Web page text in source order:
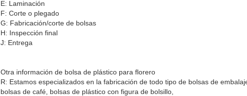
E: Laminación
F: Corte o plegado
G: Fabricación/corte de bolsas
H: Inspección final
J: Entrega
Otra información de bolsa de plástico para florero
R: Estamos especializados en la fabricación de todo tipo de bolsas de
bolsas de café, bolsas de plástico con figura de bolsillo,